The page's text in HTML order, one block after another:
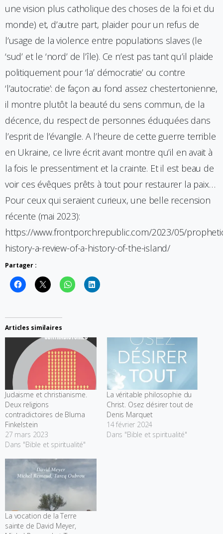
une vision plus catholique des choses de la foi et du
monde) et, d’autre part, plaider pour un refus de
l’usage de la violence entre populations slaves (le
‘sud’ et le ‘nord’ de l’île). Ce n’est pas tant qu’il plaide
politiquement pour ‘la’ démocratie’ ou contre
‘l’autocratie’: de façon au fond assez chestertonienne,
il montre plutôt la beauté du sens commun, de la
décence, du respect de personnes éduquées dans
l’esprit de l’évangile. A l’heure de cette guerre terrible
en Ukraine, ce livre écrit avant montre qu’il en avait à
la fois le pressentiment et la crainte. Et il est beau de
voir ces évêques prêts à tout pour restaurer la paix…
Pour ceux qui seraient curieux, une belle recension
récente (mai 2023):
https://www.frontporchrepublic.com/2023/05/
history-a-review-of-a-history-of-the-island/
Partager :
Articles similaires
Judaisme et christianisme.
Deux religions
contradictoires de Bluma
Finkelstein
27 mars 2023
Dans "Bible et spiritualité"
La véritable philosophie du
Christ. Osez désirer tout de
Denis Marquet
14 février 2024
Dans "Bible et spiritualité"
La vocation de la Terre
sainte de David Meyer,